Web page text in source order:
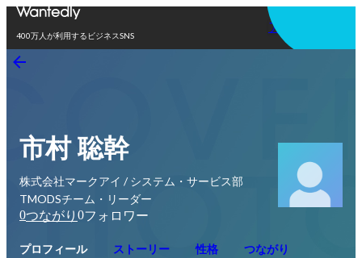
400万人が利用するビジネスSNS
アプリを使う
市村 聡幹
株式会社マークアイ / システム・サービス部
TMODSチーム・リーダー
0つながり 0フォロワー
プロフィール ストーリー 性格 つながり